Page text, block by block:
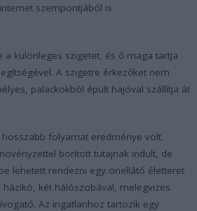
szempontjából is
a különleges szigetet, és ő maga tartja
A szigetre érkezőket nem
palackokból épült hajóval szállítja át
folyamat eredménye volt.
borított tutajnak indult, de
lehetett rendezni egy önellátó életteret
két hálószobával, melegvizes
Az ingatlanhoz tartozik egy